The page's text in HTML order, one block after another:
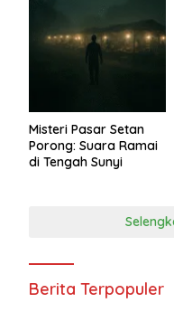
Misteri Pasar Setan
Porong: Suara Ramai
di Tengah Sunyi
Berita Terpopuler